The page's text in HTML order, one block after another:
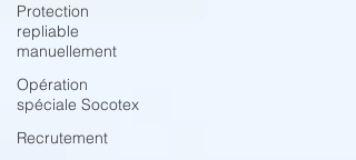
Protection
repliable
manuellement
Opération
spéciale Socotex
Recrutement